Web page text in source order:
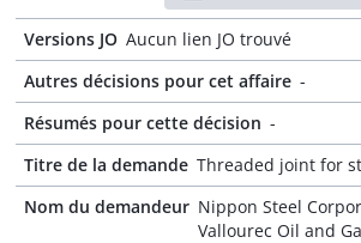
Versions JO Aucun lien JO trouvé
Autres décisions pour cet affaire -
Résumés pour cette décision -
Titre de la demande Threaded joint for
Nom du demandeur Nippon Steel
Vallourec Oil and